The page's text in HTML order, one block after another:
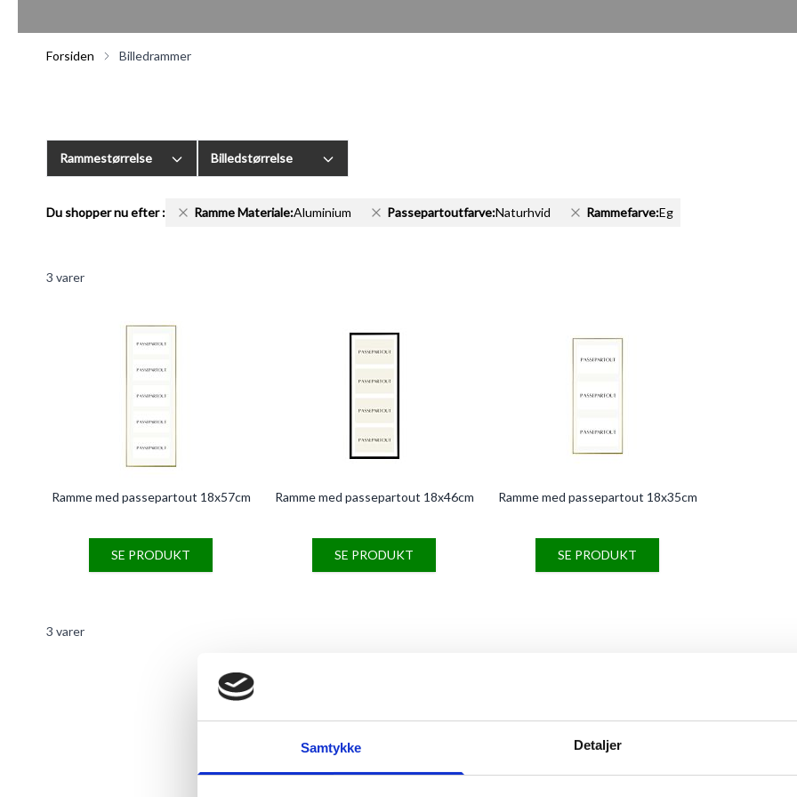
Samtykke Detaljer
Forsiden Billedrammer
Du shopper nu efter: Ramme Materiale:Aluminium Passepartoutfarve:Naturhvid Rammefarve:Eg
Rammestørrelse Billedstørrelse
3 varer
Ramme med passepartout 18x57cm
SE PRODUKT
Ramme med passepartout 18x46cm
SE PRODUKT
Ramme med passepartout 18x35cm
SE PRODUKT
3 varer
RAMMER I GOD KVALITET TIL SKARPE
RammeShoppens udvalg af rammer er bredt og dækker alt fra skolefotos til kæmpeplakater, fra 9x13 fotos til